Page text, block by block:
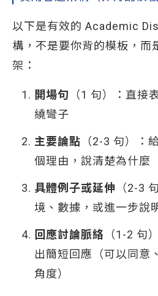
以下是有效的 Academic
構，不是要你背的模板，而
架：
開場句 （1 句）：直接
繞彎子
主要論點 （2-3 句）：
個理由，說清楚為什麼
具體例子或延伸 （2-3
境、數據，或進一步說
回應討論脈絡 （1-2 句
出簡短回應（可以同意
角度）